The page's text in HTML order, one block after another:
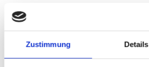
Zustimmung Details
